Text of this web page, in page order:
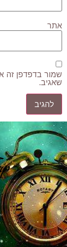
אתר
שמור בדפדפן זה
שאגיב.